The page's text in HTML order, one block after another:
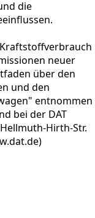
die
neuer
über den
und den
entnommen
bei der DAT
Hirth-Str.